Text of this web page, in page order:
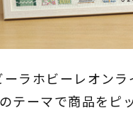
ーラホビーレオン
テーマで商品をピ